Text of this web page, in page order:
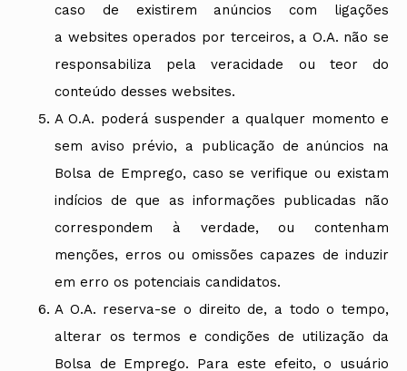
caso de existirem anúncios com ligações
a websites operados por terceiros, a O.A. não se
responsabiliza pela veracidade ou teor do
conteúdo desses websites.
A O.A. poderá suspender a qualquer momento e
sem aviso prévio, a publicação de anúncios na
Bolsa de Emprego, caso se verifique ou existam
indícios de que as informações publicadas não
correspondem à verdade, ou contenham
menções, erros ou omissões capazes de induzir
em erro os potenciais candidatos.
A O.A. reserva-se o direito de, a todo o tempo,
alterar os termos e condições de utilização da
Bolsa de Emprego. Para este efeito, o usuário